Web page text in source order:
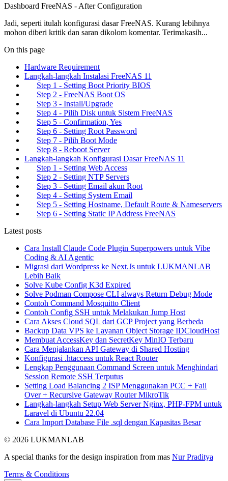
Dashboard FreeNAS - After Configuration
Jadi, seperti itulah konfigurasi dasar FreeNAS. Kurang lebihnya
mohon diberi kritik dan saran dikolom komentar. Terimakasih...
On this page
Hardware Requirement
Langkah-langkah Instalasi FreeNAS 11
Step 1 - Setting Boot Priority BIOS
Step 2 - FreeNAS Boot OS
Step 3 - Install/Upgrade
Step 4 - Pilih Disk untuk Sistem FreeNAS
Step 5 - Confirmation, Yes
Step 6 - Setting Root Password
Step 7 - Pilih Boot Mode
Step 8 - Reboot Server
Langkah-langkah Konfigurasi Dasar FreeNAS 11
Step 1 - Setting Web Access
Step 2 - Setting NTP Servers
Step 3 - Setting Email akun Root
Step 4 - Setting System Email
Step 5 - Setting Hostname, Default Route & Nameservers
Step 6 - Setting Static IP Address FreeNAS
Latest posts
Cara Install Claude Code Plugin Superpowers untuk Vibe
Coding & AI Agentic
Migrasi dari Wordpress ke Next.Js untuk LUKMANLAB
Lebih Baik
Solve Kube Config K3d Expired
Solve Podman Compose CLI always Return Debug Mode
Contoh Command Mosquitto Client
Contoh Config SSH untuk Melakukan Jump Host
Cara Akses Cloud SQL dari GCP Project yang Berbeda
Backup Data VPS ke Layanan Object Storage IDCloudHost
Membuat AccessKey dan SecretKey MinIO Terbaru
Cara Menjalankan API Gateway di Shared Hosting
Konfigurasi .htaccess untuk React Router
Lengkap Penggunaan Command Screen untuk Menghindari
Session Remote SSH Terputus
Setting Load Balancing 2 ISP Menggunakan PCC + Fail
Over + Recursive Gateway Router MikroTik
Langkah-langkah Setup Web Server Nginx, PHP-FPM untuk
Laravel di Ubuntu 22.04
Cara Import Database File .sql dengan Kapasitas Besar
© 2026 LUKMANLAB
A special thanks for the design inspiration from mas Nur Praditya
Terms & Conditions